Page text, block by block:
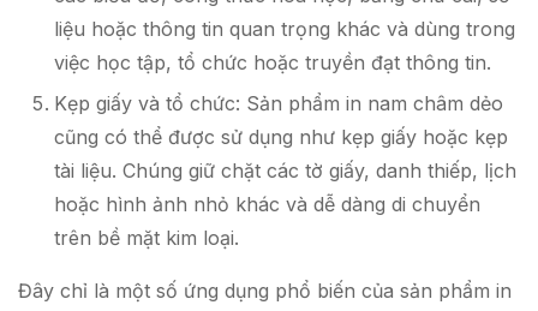
liệu hoặc thông tin quan trọng khác và dùng trong
việc học tập, tổ chức hoặc truyền đạt thông tin.
Kẹp giấy và tổ chức: Sản phẩm in nam châm dẻo
cũng có thể được sử dụng như kẹp giấy hoặc kẹp
tài liệu. Chúng giữ chặt các tờ giấy, danh thiếp, lịch
hoặc hình ảnh nhỏ khác và dễ dàng di chuyển
trên bề mặt kim loại.
Đây chỉ là một số ứng dụng phổ biến của sản phẩm in